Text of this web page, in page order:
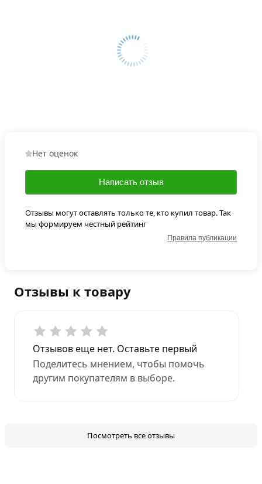
Отзывы к товару
Отзывов еще нет. Оставьте первый
Поделитесь мнением, чтобы помочь
другим покупателям в выборе.
Посмотреть все отзывы
Нет оценок
Написать отзыв
Отзывы могут оставлять только те, кто купил товар. Так
мы формируем честный рейтинг
Правила публикации